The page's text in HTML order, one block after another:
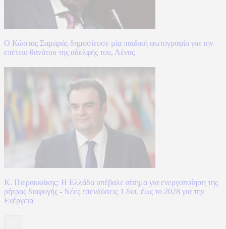
Ο Κώστας Σαμαράς δημοσίευσε μία παιδική φωτογραφία για την
επέτειο θανάτου της αδελφής του, Λένας
Κ. Πιερακκάκης: Η Ελλάδα υπέβαλε αίτημα για ενεργοποίηση της
ρήτρας διαφυγής - Νέες επενδύσεις 1 δισ. έως το 2028 για την
Ενέργεια